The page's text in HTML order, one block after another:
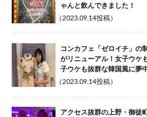
ゃんと飲んできました！
（2023.09.14投稿）
コンカフェ「ゼロイチ」の
がリニューアル！女子ウケ
子ウケも抜群な韓国風に夢
（2023.09.14投稿）
アクセス抜群の上野・御徒